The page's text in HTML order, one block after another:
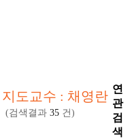
지도교수 : 채영란
(검색결과 35 건)
연
관
검
색